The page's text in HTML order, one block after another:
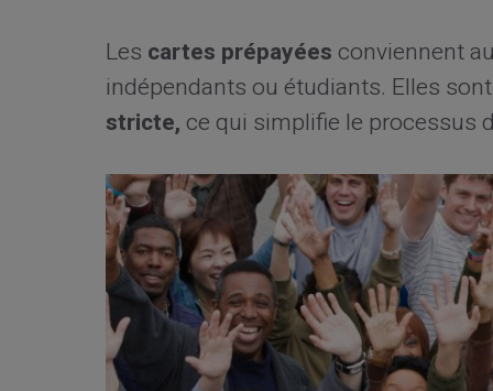
Les cartes prépayéesconviennent
indépendants ou étudiants. Elles
stricte,ce qui simplifie le processus